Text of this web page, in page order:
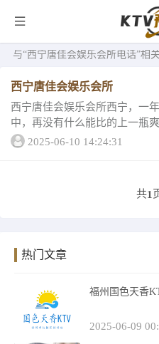
与“西宁唐佳会娱乐会所电话”相
西宁唐佳会娱乐会所
西宁唐佳会娱乐会所西宁，一
中，再没有什么能比的上一瓶
了！ 白天终于结束，躁动了一
2025-06-10 14:24:31
共1
热门文章
福州国色天香
2025-06-09